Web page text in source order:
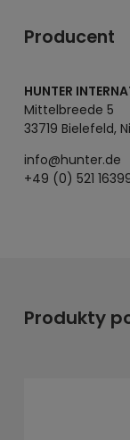
Producent
HUNTER
Mittelbreede 5
33719 Bielefeld,
info@hunter.de
+49 (0) 521
Produkty